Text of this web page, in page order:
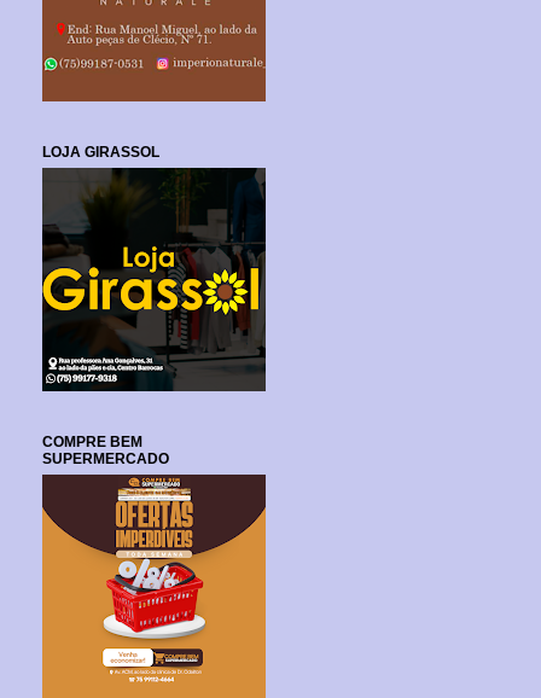
LOJA GIRASSOL
COMPRE BEM
SUPERMERCADO